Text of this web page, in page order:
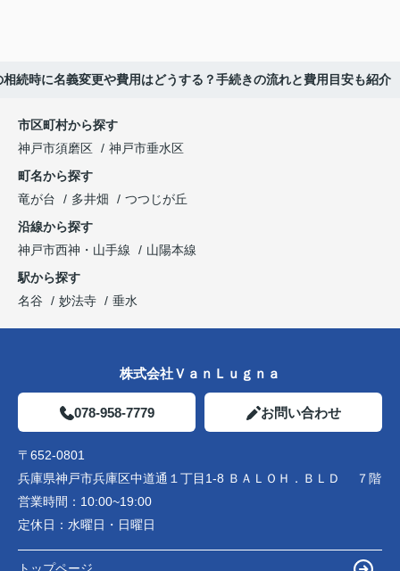
相続時に名義変更や費用はどうする？手続きの流れと費用目安も紹介
市区町村から探す
神戸市須磨区
神戸市垂水区
町名から探す
竜が台
多井畑
つつじが丘
沿線から探す
神戸市西神・山手線
山陽本線
駅から探す
名谷
妙法寺 垂水
株式会社ＶａｎＬｕｇｎａ
078-958-7779 お問い合わせ
〒652-0801
兵庫県神戸市兵庫区中道通１丁目1-8 ＢＡＬＯＨ．ＢＬＤ ７階
営業時間： 10:00~19:00
定休日： 水曜日・日曜日